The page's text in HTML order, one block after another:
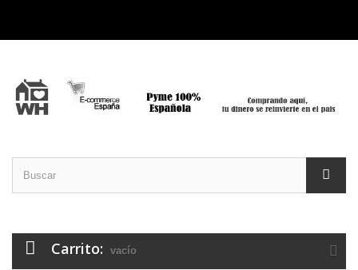
Carrito: vacío